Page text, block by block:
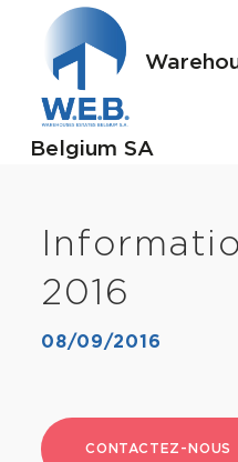
Belgium SA
08/09/2016
2016
CONTACTEZ-NOUS